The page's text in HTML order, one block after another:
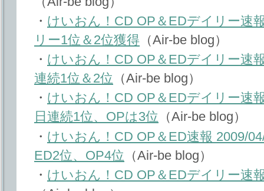
・ けいおん！CD OP＆EDデイリー速
リー1位＆2位獲得 （Air-be blog）
・ けいおん！CD OP＆EDデイリー速
連続1位＆2位 （Air-be blog）
・ けいおん！CD OP＆EDデイリー速
日連続1位、OPは3位 （Air-be blog）
・ けいおん！CD OP＆ED速報 2009/
ED2位、OP4位 （Air-be blog）
・ けいおん！CD OP＆EDデイリー速